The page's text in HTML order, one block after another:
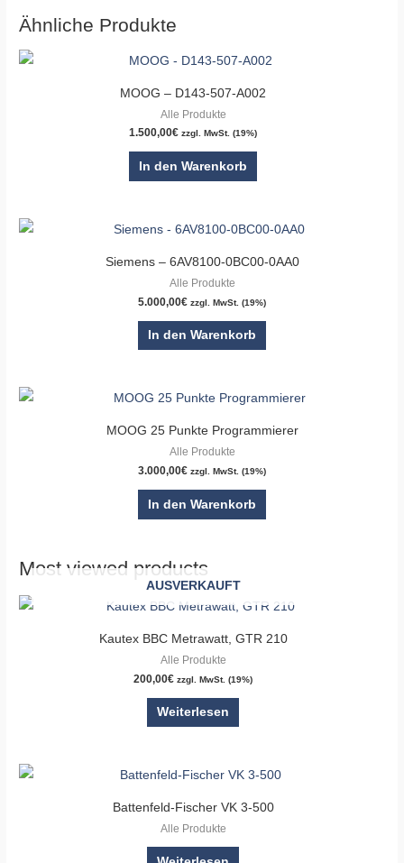
Ähnliche Produkte
MOOG – D143-507-A002
Alle Produkte
1.500,00€ zzgl. MwSt. (19%)
In den Warenkorb
Siemens – 6AV8100-0BC00-0AA0
Alle Produkte
5.000,00€ zzgl. MwSt. (19%)
In den Warenkorb
MOOG 25 Punkte Programmierer
Alle Produkte
3.000,00€ zzgl. MwSt. (19%)
In den Warenkorb
Most viewed products
AUSVERKAUFT
Kautex BBC Metrawatt, GTR 210
Alle Produkte
200,00€ zzgl. MwSt. (19%)
Weiterlesen
Battenfeld-Fischer VK 3-500
Alle Produkte